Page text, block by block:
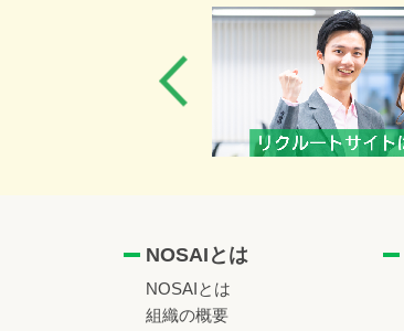
NOSAIとは
NOSAIとは
組織の概要